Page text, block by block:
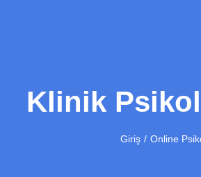
Klinik
Giriş Online